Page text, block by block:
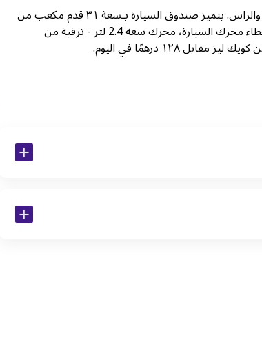
تتسع هيونداي توسان ٢٠١٩ لجلوس خمسة أشخاص، مع توفير مساحة كافية للأرجل والراس. يتميز صندوق السيارة بـسعة ٣١ قدم مكعب من
مساحة التخزين، مما يوفر مساحة أكبر لأكياس التسوق وحقائب السفر. يوجد تحت غطاء محرك السيارة، محرك سعة 2.4 لتر - ترقية من
١٢٨ درهمًا في اليوم.